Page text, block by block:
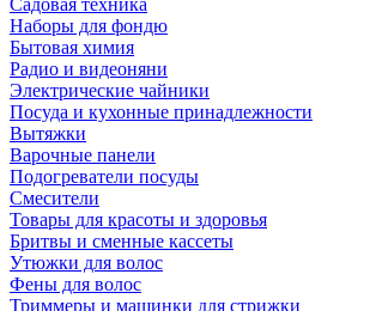
Садовая техника
Наборы для фондю
Бытовая химия
Радио и видеоняни
Электрические чайники
Посуда и кухонные принадлежности
Вытяжки
Варочные панели
Подогреватели посуды
Смесители
Товары для красоты и здоровья
Бритвы и сменные кассеты
Утюжки для волос
Фены для волос
Триммеры и машинки для стрижки